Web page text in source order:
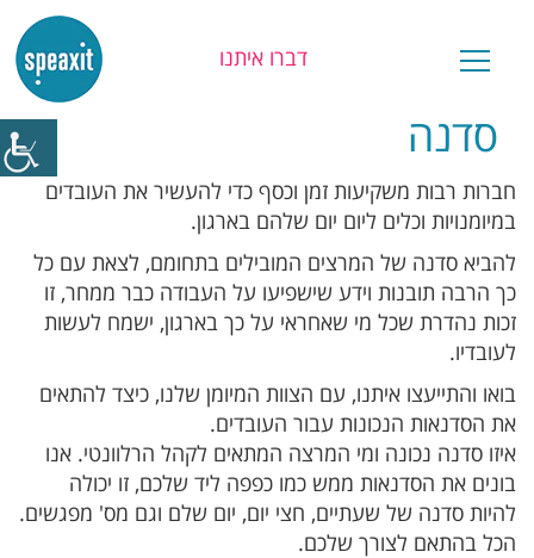
דברו איתנו
סדנה
חברות רבות משקיעות זמן וכסף כדי להעשיר את העובדים
במיומנויות וכלים ליום יום שלהם בארגון.
להביא סדנה של המרצים המובילים בתחומם, לצאת עם כל
כך הרבה תובנות וידע שישפיעו על העבודה כבר ממחר, זו
זכות נהדרת שכל מי שאחראי על כך בארגון, ישמח לעשות
לעובדיו.
בואו והתייעצו איתנו, עם הצוות המיומן שלנו, כיצד להתאים
את הסדנאות הנכונות עבור העובדים.
איזו סדנה נכונה ומי המרצה המתאים לקהל הרלוונטי. אנו
בונים את הסדנאות ממש כמו כפפה ליד שלכם, זו יכולה
להיות סדנה של שעתיים, חצי יום, יום שלם וגם מס' מפגשים.
הכל בהתאם לצורך שלכם.